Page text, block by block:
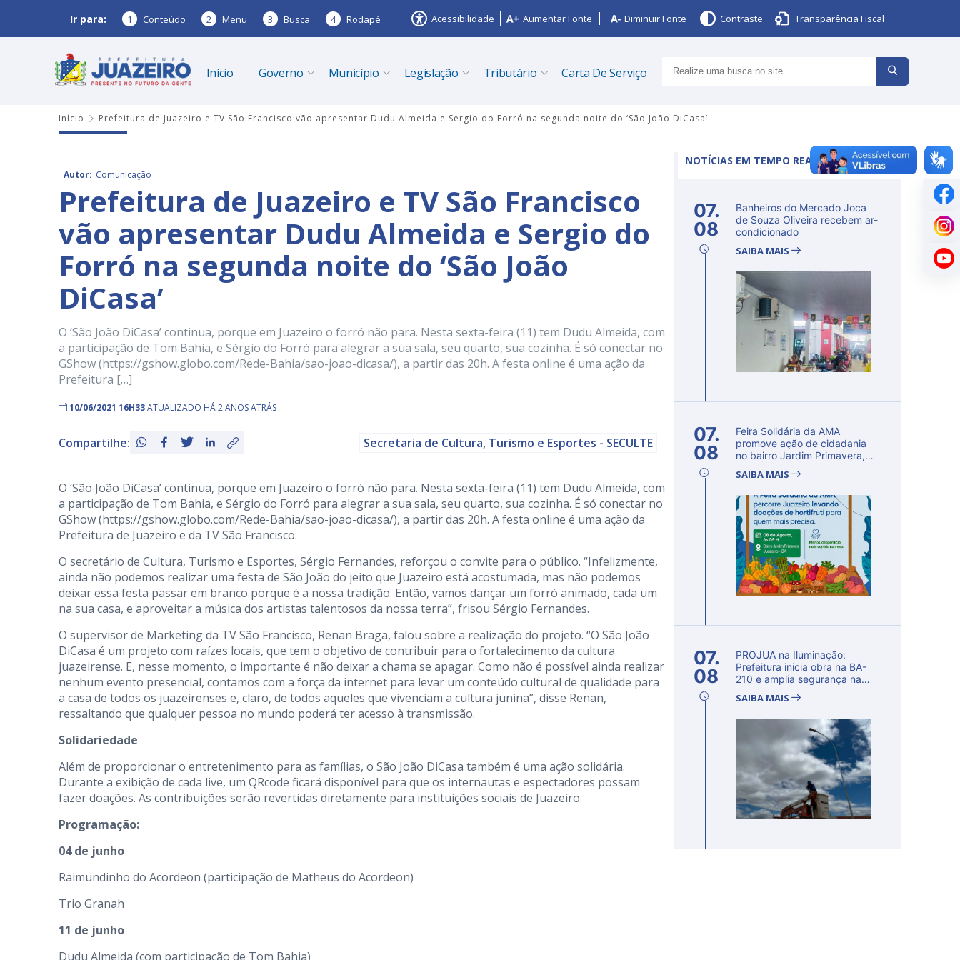
Ir para: 1 Conteúdo 2 Menu 3 Busca 4 Rodapé Acessibilidade Aumentar Fonte Diminuir Fonte Contraste Transparência Fiscal
Início Governo Município Legislação Tributário Carta De Serviço
Início Prefeitura de Juazeiro e TV São Francisco vão apresentar Dudu Almeida e Sergio do Forró na segunda noite do ‘São João DiCasa’
Autor: Comunicação
Prefeitura de Juazeiro e TV São Francisco
vão apresentar Dudu Almeida e Sergio do
Forró na segunda noite do ‘São João
DiCasa’
O ‘São João DiCasa’ continua, porque em Juazeiro o forró não para. Nesta sexta-feira (11) tem Dudu Almeida, com
a participação de Tom Bahia, e Sérgio do Forró para alegrar a sua sala, seu quarto, sua cozinha. É só conectar no
GShow (https://gshow.globo.com/Rede-Bahia/sao-joao-dicasa/), a partir das 20h. A festa online é uma ação da
Prefeitura […]
10/06/2021 16H33ATUALIZADO HÁ 2 ANOS ATRÁS
Compartilhe: Secretaria de Cultura, Turismo e Esportes - SECULTE
O ‘São João DiCasa’ continua, porque em Juazeiro o forró não para. Nesta sexta-feira (11) tem Dudu Almeida, com
a participação de Tom Bahia, e Sérgio do Forró para alegrar a sua sala, seu quarto, sua cozinha. É só conectar no
GShow (https://gshow.globo.com/Rede-Bahia/sao-joao-dicasa/), a partir das 20h. A festa online é uma ação da
Prefeitura de Juazeiro e da TV São Francisco.
O secretário de Cultura, Turismo e Esportes, Sérgio Fernandes, reforçou o convite para o público. “Infelizmente,
ainda não podemos realizar uma festa de São João do jeito que Juazeiro está acostumada, mas não podemos
deixar essa festa passar em branco porque é a nossa tradição. Então, vamos dançar um forró animado, cada um
na sua casa, e aproveitar a música dos artistas talentosos da nossa terra”, frisou Sérgio Fernandes.
O supervisor de Marketing da TV São Francisco, Renan Braga, falou sobre a realização do projeto. “O São João
DiCasa é um projeto com raízes locais, que tem o objetivo de contribuir para o fortalecimento da cultura
juazeirense. E, nesse momento, o importante é não deixar a chama se apagar. Como não é possível ainda realizar
nenhum evento presencial, contamos com a força da internet para levar um conteúdo cultural de qualidade para
a casa de todos os juazeirenses e, claro, de todos aqueles que vivenciam a cultura junina”, disse Renan,
ressaltando que qualquer pessoa no mundo poderá ter acesso à transmissão.
Solidariedade
Além de proporcionar o entretenimento para as famílias, o São João DiCasa também é uma ação solidária.
Durante a exibição de cada live, um QRcode ficará disponível para que os internautas e espectadores possam
fazer doações. As contribuições serão revertidas diretamente para instituições sociais de Juazeiro.
Programação:
04 de junho
Raimundinho do Acordeon (participação de Matheus do Acordeon)
Trio Granah
11 de junho
Dudu Almeida (com participação de Tom Bahia)
NOTÍCIAS EM TEMPO REAL
07.
08
Banheiros do Mercado Joca
de Souza Oliveira recebem ar-
condicionado
SAIBA MAIS
07.
08
Feira Solidária da AMA
promove ação de cidadania
no bairro Jardim Primavera,
SAIBA MAIS
07.
08
PROJUA na Iluminação:
Prefeitura inicia obra na BA-
210 e amplia segurança na
SAIBA MAIS